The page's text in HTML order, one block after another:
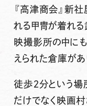
『高津商会』新
れる甲冑が着れ
映撮影所の中に
えられた倉庫があ
徒歩2分という場
だけでなく映画